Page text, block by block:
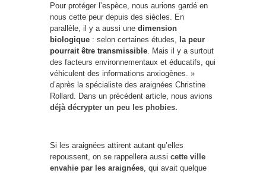
Pour protéger l’espèce, nous aurions gardé en
nous cette peur depuis des siècles. En
parallèle, il y a aussi une dimension
biologique : selon certaines études, la peur
pourrait être transmissible. Mais il y a surtout
des facteurs environnementaux et éducatifs, qui
véhiculent des informations anxiogènes. »
d’après la spécialiste des araignées Christine
Rollard. Dans un précédent article, nous avions
déjà décrypter un peu les phobies.
Si les araignées attirent autant qu’elles
repoussent, on se rappellera aussi cette ville
envahie par les araignées, qui avait quelque